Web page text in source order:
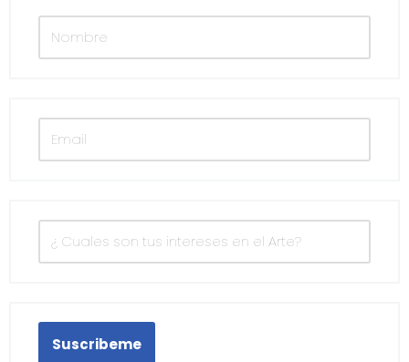
Suscribeme